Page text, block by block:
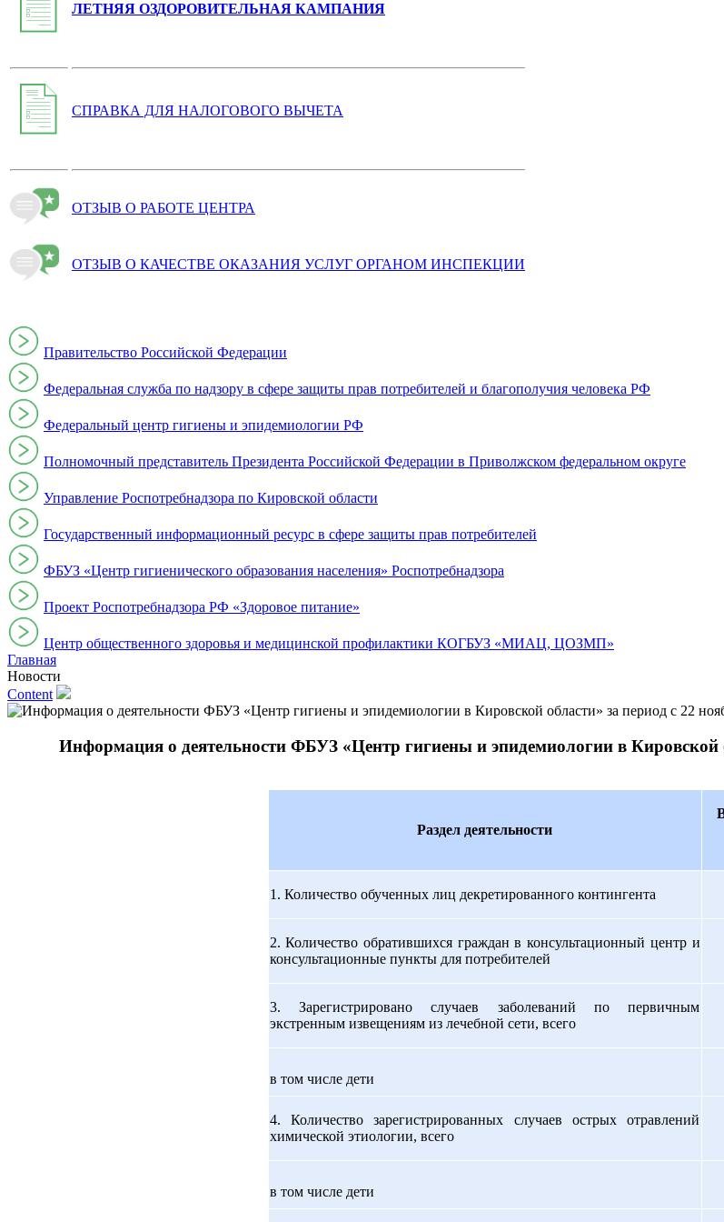
ЛЕТНЯЯ ОЗДОРОВИТЕЛЬНАЯ КАМПАНИЯ
СПРАВКА ДЛЯ НАЛОГОВОГО ВЫЧЕТА
ОТЗЫВ О РАБОТЕ ЦЕНТРА
ОТЗЫВ О КАЧЕСТВЕ ОКАЗАНИЯ УСЛУГ ОРГАНОМ ИНСПЕКЦИИ
Правительство Российской Федерации
Федеральная служба по надзору в сфере защиты прав потребителей и благополучия человека РФ
Федеральный центр гигиены и эпидемиологии РФ
Полномочный представитель Президента Российской Федерации в Приволжском федеральном округе
Управление Роспотребнадзора по Кировской области
Государственный информационный ресурс в сфере защиты прав потребителей
ФБУЗ «Центр гигиенического образования населения» Роспотребнадзора
Проект Роспотребнадзора РФ «Здоровое питание»
Центр общественного здоровья и медицинской профилактики КОГБУЗ «МИАЦ, ЦОЗМП»
Главная
Новости
Content
Информация о деятельности ФБУЗ «Центр гигиены и эпидемиологии в Кировской
Раздел деятельности
1. Количество обученных лиц декретированного контингента
2. Количество обратившихся граждан в консультационный центр и
консультационные пункты для потребителей
3. Зарегистрировано случаев заболеваний по первичным
экстренным извещениям из лечебной сети, всего
в том числе дети
4. Количество зарегистрированных случаев острых отравлений
химической этиологии, всего
в том числе дети